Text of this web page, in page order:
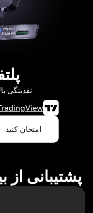
نقدینگی
امتحان کنید
پشتیبانی از بیش از